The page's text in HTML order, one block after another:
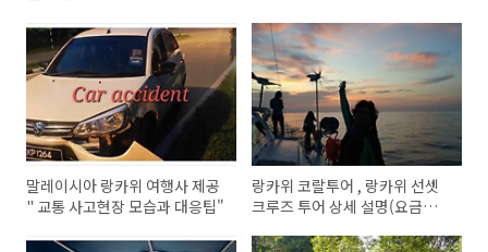
말레이시아 랑카위 여행사 제공
" 교통 사고현장 모습과 대응팁"
랑카위 코랄투어 , 랑카위 선셋
크루즈 투어 상세 설명(요금표,